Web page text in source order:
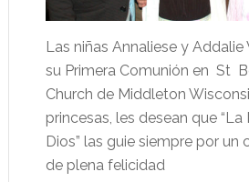
Las niñas Annaliese y Addalie
su Primera Comunión en St
Church de Middleton
princesas, les desean que
Dios” las guie siempre por
de plena felicidad